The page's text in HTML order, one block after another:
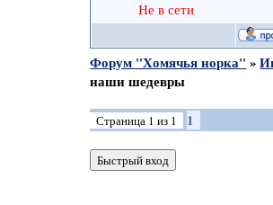
Не в сети
Форум "Хомячья норка" »
наши шедевры
Страница 1 из 1 1